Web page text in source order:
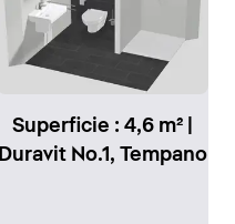
Superficie : 4,6 m² |
Duravit No.1, Tempano